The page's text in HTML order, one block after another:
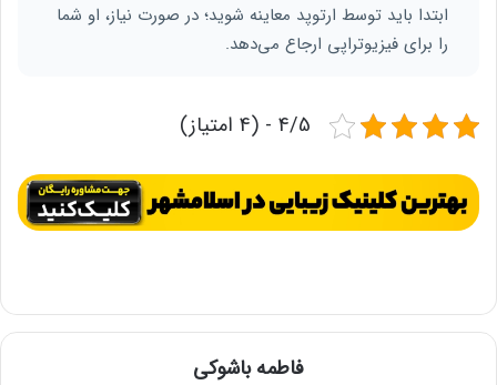
ابتدا باید توسط ارتوپد معاینه شوید؛ در صورت نیاز، او شما
را برای فیزیوتراپی ارجاع می‌دهد.
4/5 - (4 امتیاز)
فاطمه باشوکی